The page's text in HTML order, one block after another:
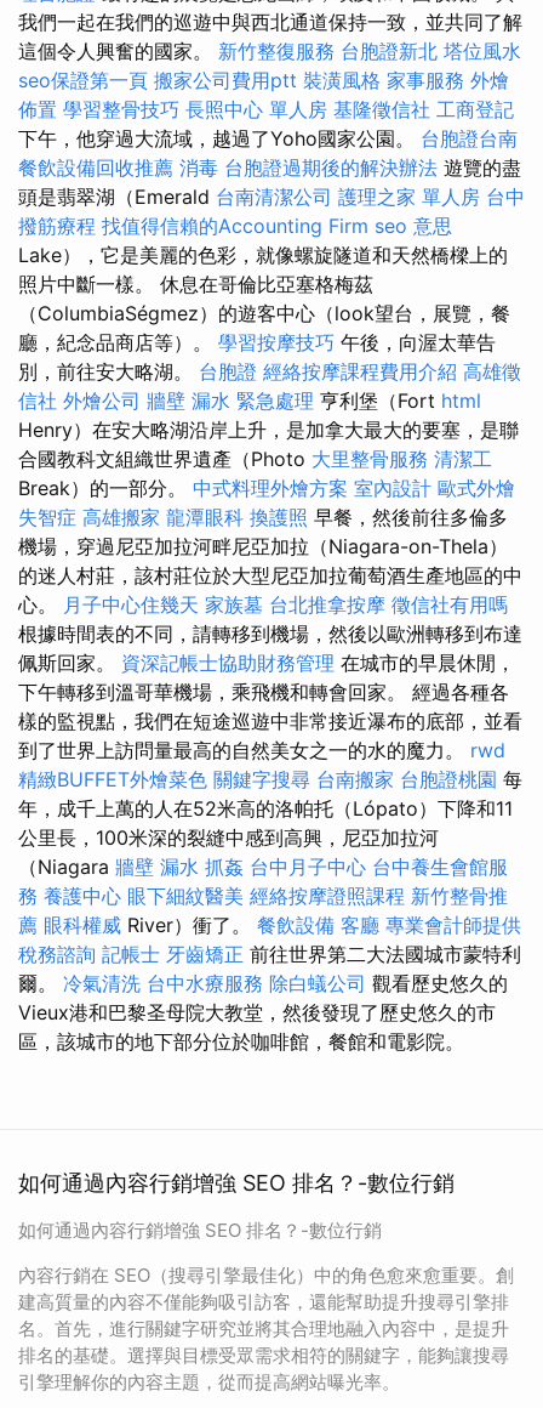
我們一起在我們的巡遊中與西北通道保持一致，並共同了解
這個令人興奮的國家。 新竹整復服務 台胞證新北 塔位風水
seo保證第一頁 搬家公司費用ptt 裝潢風格 家事服務 外燴
佈置 學習整骨技巧 長照中心 單人房 基隆徵信社 工商登記
下午，他穿過大流域，越過了Yoho國家公園。 台胞證台南
餐飲設備回收推薦 消毒 台胞證過期後的解決辦法 遊覽的盡
頭是翡翠湖（Emerald 台南清潔公司 護理之家 單人房 台中
撥筋療程 找值得信賴的Accounting Firm seo 意思
Lake），它是美麗的色彩，就像螺旋隧道和天然橋樑上的
照片中斷一樣。 休息在哥倫比亞塞格梅茲
（ColumbiaSégmez）的遊客中心（look望台，展覽，餐
廳，紀念品商店等）。 學習按摩技巧 午後，向渥太華告
別，前往安大略湖。 台胞證 經絡按摩課程費用介紹 高雄徵
信社 外燴公司 牆壁 漏水 緊急處理 亨利堡（Fort html
Henry）在安大略湖沿岸上升，是加拿大最大的要塞，是聯
合國教科文組織世界遺產（Photo 大里整骨服務 清潔工
Break）的一部分。 中式料理外燴方案 室內設計 歐式外燴
失智症 高雄搬家 龍潭眼科 換護照 早餐，然後前往多倫多
機場，穿過尼亞加拉河畔尼亞加拉（Niagara-on-Thela）
的迷人村莊，該村莊位於大型尼亞加拉葡萄酒生產地區的中
心。 月子中心住幾天 家族墓 台北推拿按摩 徵信社有用嗎
根據時間表的不同，請轉移到機場，然後以歐洲轉移到布達
佩斯回家。 資深記帳士協助財務管理 在城市的早晨休閒，
下午轉移到溫哥華機場，乘飛機和轉會回家。 經過各種各
樣的監視點，我們在短途巡遊中非常接近瀑布的底部，並看
到了世界上訪問量最高的自然美女之一的水的魔力。 rwd
精緻BUFFET外燴菜色 關鍵字搜尋 台南搬家 台胞證桃園 每
年，成千上萬的人在52米高的洛帕托（Lópato）下降和11
公里長，100米深的裂縫中感到高興，尼亞加拉河
（Niagara 牆壁 漏水 抓姦 台中月子中心 台中養生會館服
務 養護中心 眼下細紋醫美 經絡按摩證照課程 新竹整骨推
薦 眼科權威 River）衝了。 餐飲設備 客廳 專業會計師提供
稅務諮詢 記帳士 牙齒矯正 前往世界第二大法國城市蒙特利
爾。 冷氣清洗 台中水療服務 除白蟻公司 觀看歷史悠久的
Vieux港和巴黎圣母院大教堂，然後發現了歷史悠久的市
區，該城市的地下部分位於咖啡館，餐館和電影院。
如何通過內容行銷增強 SEO 排名？-數位行銷
如何通過內容行銷增強 SEO 排名？-數位行銷
內容行銷在 SEO（搜尋引擎最佳化）中的角色愈來愈重要。創
建高質量的內容不僅能夠吸引訪客，還能幫助提升搜尋引擎排
名。首先，進行關鍵字研究並將其合理地融入內容中，是提升
排名的基礎。選擇與目標受眾需求相符的關鍵字，能夠讓搜尋
引擎理解你的內容主題，從而提高網站曝光率。